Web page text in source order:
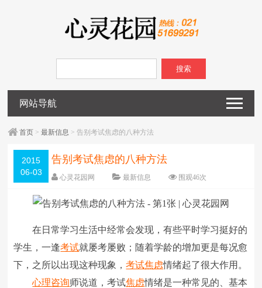
搜索
网站导航
首页 >最新信息 > 告别考试焦虑的八种方法
2015
06-03
告别考试焦虑的八种方法
心灵花园网 最新信息 围观46次
字体：大 中 小
在日常学习生活中经常会发现，有些平时学习挺好的
学生，一逢考试就屡考屡败；随着学龄的增加更是每况愈
下，之所以出现这种现象，考试焦虑情绪起了很大作用。
心理咨询师说道，考试焦虑情绪是一种常见的、基本